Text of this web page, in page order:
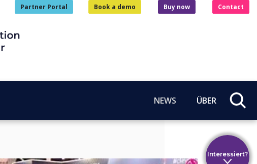
Partner Portal Book a demo Buy now Contact
NEWS ÜBER
Interessiert?